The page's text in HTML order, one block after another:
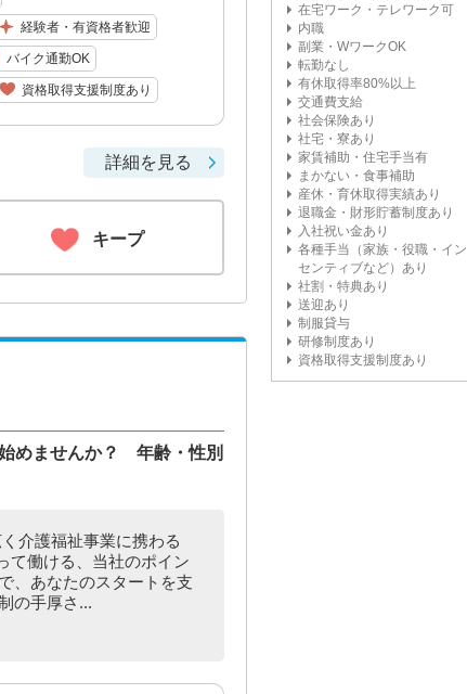
経験者・有資格者歓迎
バイク通勤OK
資格取得支援制度あり
詳細を見る
キープ
めませんか？ 年齢・性別
介護福祉事業に携わる
て働ける、当社のポイン
、あなたのスタートを支
の手厚さ...
在宅ワーク・テレワーク可
内職
副業・WワークOK
転勤なし
有休取得率80%以上
交通費支給
社会保険あり
社宅・寮あり
家賃補助・住宅手当有
まかない・食事補助
産休・育休取得実績あり
退職金・財形貯蓄制度あり
入社祝い金あり
各種手当（家族・役職・イン
センティブなど）あり
社割・特典あり
送迎あり
制服貸与
研修制度あり
資格取得支援制度あり